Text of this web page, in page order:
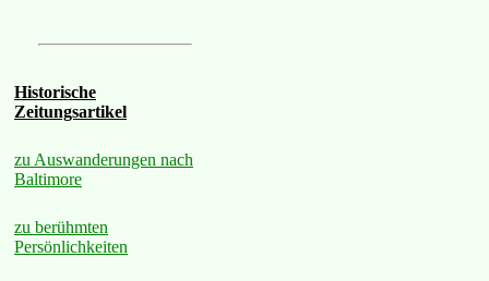
Historische
Zeitungsartikel
zu Auswanderungen nach
Baltimore
zu berühmten
Persönlichkeiten